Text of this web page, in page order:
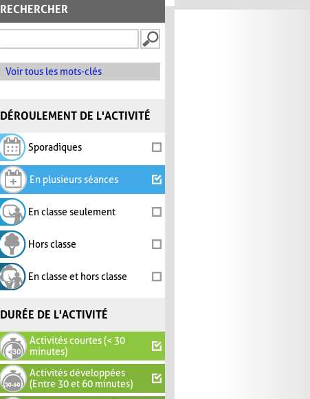
RECHERCHER
Voir tous les mots-clés
DÉROULEMENT DE L'ACTIVITÉ
Sporadiques
En plusieurs séances
En classe seulement
Hors classe
En classe et hors classe
DURÉE DE L'ACTIVITÉ
Activités courtes (< 30
minutes)
Activités développées
(Entre 30 et 60 minutes)